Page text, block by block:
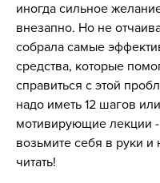
иногда сильное
внезапно. Но не
собрала самые
средства, которые
справиться с этой
надо иметь 12 шагов
мотивирующие лекции -
возьмите себя в руки и
читать!